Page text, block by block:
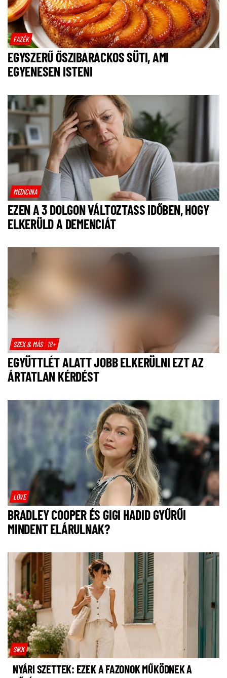
FAZÉK
EGYSZERŰ ŐSZIBARACKOS SÜTI, AMI
EGYENESEN ISTENI
MEDICINA
EZEN A 3 DOLGON VÁLTOZTASS IDŐBEN, HOGY
ELKERÜLD A DEMENCIÁT
SZEX & MÁS 18+
EGYÜTTLÉT ALATT JOBB ELKERÜLNI EZT AZ
ÁRTATLAN KÉRDÉST
LOVE
BRADLEY COOPER ÉS GIGI HADID GYŰRŰI
MINDENT ELÁRULNAK?
SIKK
NYÁRI SZETTEK: EZEK A FAZONOK MŰKÖDNEK A